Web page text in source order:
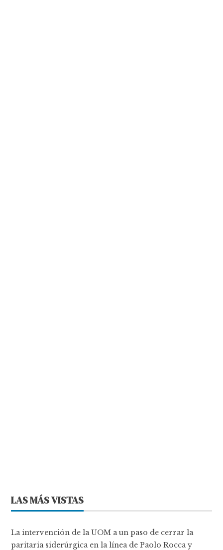
LAS MÁS VISTAS
La intervención de la UOM a un paso de cerrar la
paritaria siderúrgica en la línea de Paolo Rocca y